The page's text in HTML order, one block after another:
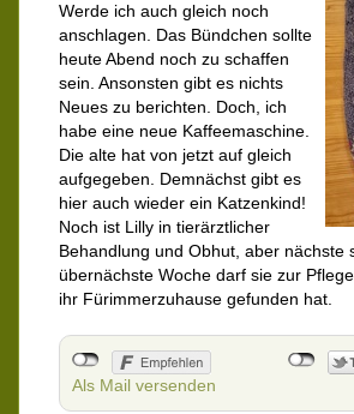
Werde ich auch gleich noch
anschlagen. Das Bündchen sollte
heute Abend noch zu schaffen
sein. Ansonsten gibt es nichts
Neues zu berichten. Doch, ich
habe eine neue Kaffeemaschine.
Die alte hat von jetzt auf gleich
aufgegeben. Demnächst gibt es
hier auch wieder ein Katzenkind!
Noch ist Lilly in tierärztlicher
Behandlung und Obhut, aber nächste
übernächste Woche darf sie zur
ihr Fürimmerzuhause gefunden hat.
Als Mail versenden